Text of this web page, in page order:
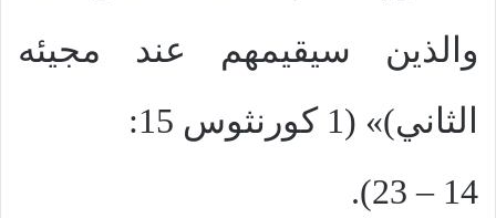
والذين سيقيمهم عند مجيئه
الثاني)» (1 كورنثوس 15:
14 – 23).